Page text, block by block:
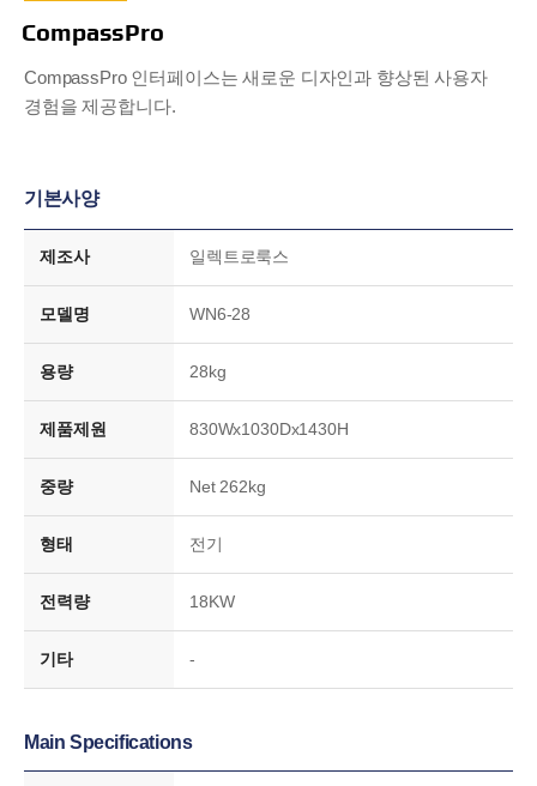
CompassPro
CompassPro 인터페이스는 새로운 디자인과 향상된 사용자
경험을 제공합니다.
기본사양
제조사 일렉트로룩스
모델명 WN6-28
용량 28kg
제품제원 830Wx1030Dx1430H
중량 Net 262kg
형태 전기
전력량 18KW
기타 -
Main Specifications